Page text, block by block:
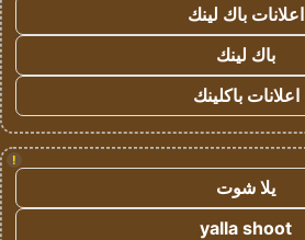
اعلانات باك لينك
باك لينك
اعلانات باكلينك
!
يلا شوت
yalla shoot